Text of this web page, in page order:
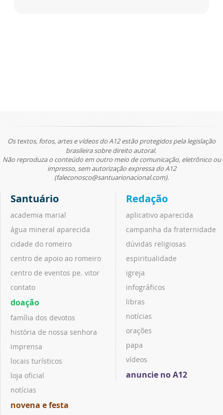
Os textos, fotos, artes e vídeos do A12 estão protegidos pela legislação
brasileira sobre direito autoral.
Não reproduza o conteúdo em outro meio de comunicação, eletrônico ou
impresso, sem autorização expressa do A12
(faleconosco@santuarionacional.com).
Santuário
academia marial
água mineral aparecida
cidade do romeiro
centro de apoio ao romeiro
centro de eventos pe. vitor
contato
doação
família dos devotos
história de nossa senhora
imprensa
locais turísticos
loja oficial
notícias
novena e festa
Redação
aplicativo aparecida
campanha da fraternidade
dúvidas religiosas
espiritualidade
igreja
infográficos
libras
notícias
orações
papa
vídeos
anuncie no A12